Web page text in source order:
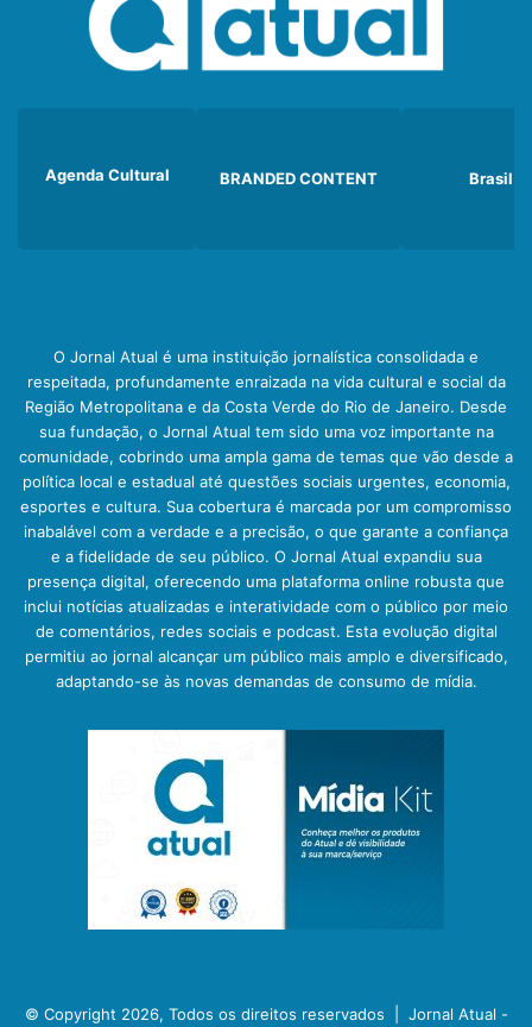
Agenda Cultural BRANDED CONTENT Brasil
O Jornal Atual é uma instituição jornalística consolidada e
respeitada, profundamente enraizada na vida cultural e social da
Região Metropolitana e da Costa Verde do Rio de Janeiro. Desde
sua fundação, o Jornal Atual tem sido uma voz importante na
comunidade, cobrindo uma ampla gama de temas que vão desde a
política local e estadual até questões sociais urgentes, economia,
esportes e cultura. Sua cobertura é marcada por um compromisso
inabalável com a verdade e a precisão, o que garante a confiança
e a fidelidade de seu público. O Jornal Atual expandiu sua
presença digital, oferecendo uma plataforma online robusta que
inclui notícias atualizadas e interatividade com o público por meio
de comentários, redes sociais e podcast. Esta evolução digital
permitiu ao jornal alcançar um público mais amplo e diversificado,
adaptando-se às novas demandas de consumo de mídia.
© Copyright 2026, Todos os direitos reservados | Jornal Atual -